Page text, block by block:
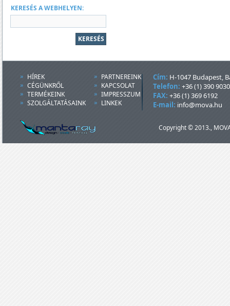
KERESÉS A WEBHELYEN:
HÍREK
CÉGÜNKRŐL
TERMÉKEINK
SZOLGÁLTATÁSAINK
PARTNEREINK
KAPCSOLAT
IMPRESSZUM
LINKEK
Cím: H-1047 Budapest,
Telefon: +36 (1) 390 9030
FAX: +36 (1) 369 6192
E-mail: info@mova.hu
Copyright © 2013.,